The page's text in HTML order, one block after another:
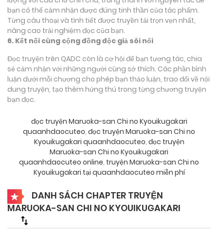
bạn có thể cảm nhận được đúng tinh thần của tác phẩm.
Từng câu thoại và tình tiết được truyền tải trọn vẹn nhất,
nâng cao trải nghiệm đọc của bạn.
6. Kết nối cùng cộng đồng độc giả sôi nổi
Đọc truyện trên QADC còn là cơ hội để bạn tương tác, chia
sẻ cảm nhận với những người cùng sở thích. Các phần bình
luận dưới mỗi chương cho phép bạn thảo luận, trao đổi về nội
dung truyện, tạo thêm hứng thú trong từng chương truyện
bạn đọc.
đọc truyện Maruoka-san Chi no Kyouikugakari
quaanhdaocuteo, đọc truyện Maruoka-san Chi no
Kyouikugakari quaanhdaocuteo, đọc truyện
Maruoka-san Chi no Kyouikugakari
quaanhdaocuteo online, truyện Maruoka-san Chi no
Kyouikugakari tại quaanhdaocuteo miễn phí
DANH SÁCH CHAPTER TRUYỆN
MARUOKA-SAN CHI NO KYOUIKUGAKARI